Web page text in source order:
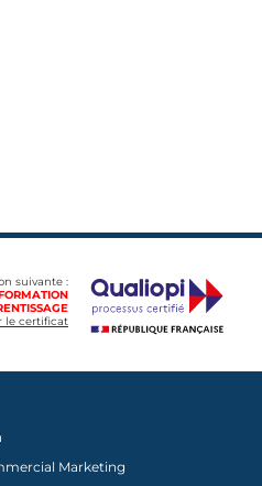
suivante :
le certificat
Marketing